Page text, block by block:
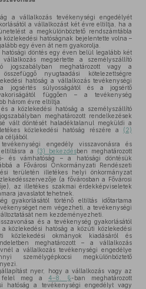
a vállalkozás tevékenységi engedélyét
a vállalkozást két évre eltiltja, ha a
a megkülönböztető rendszámtábla
hatóságnak bejelentette volna –
egy éven át nem gyakorolja.
döntés egy éven belül legalább két
megsértette a személyszállító
jogszabályban meghatározott vagy a
nyugtaadási kötelezettségre
hatóság a vállalkozás tevékenységi
jogsértés súlyosságától és a jogsértő
függően – a tevékenység
három évre eltiltja.
a közlekedési hatóság a személyszállító
meghatározott rendelkezések
vált döntését haladéktalanul megküldi a
közlekedési hatóság részére a (2)
céljából.
engedély visszavonásra és
eltiltásra a
(3) bekezdésben meghatározott
és vámhatóság – a hatósági döntésük
a Fővárosi Önkormányzati Rendészeti
területén illetékes helyi önkormányzat
(a fővárosban a Fővárosi
az illetékes szakmai érdekképviseletek
javaslatot tehetnek.
gyakorlásától történő eltiltás időtartama
nem végezheti, a tevékenységi
nem kezdeményezheti.
és a tevékenység gyakorlásától
közlekedési hatóság a közúti közlekedési
közlekedési okmányok kiadásáról és
meghatározott – a vállalkozás
a vállalkozás tevékenységi engedélye
személygépkocsi megkülönböztető
nyer, hogy a vállalkozás vagy az
felel meg a 4–8. §-ban meghatározott
hatóság a tevékenységi engedélyt vagy